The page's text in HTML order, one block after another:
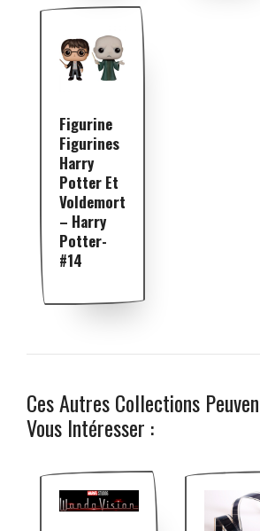
Figurine
Figurines
Harry
Potter Et
Voldemort
– Harry
Potter-
#14
Ces Autres Collections
Vous Intéresser :